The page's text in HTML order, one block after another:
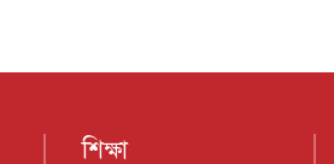
শিক্ষা